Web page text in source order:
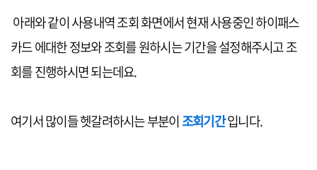
아래와 같이 사용내역 조회 화면에서 현재 사용중인 하이패스
카드 에대한 정보와 조회를 원하시는 기간을 설정해주시고 조
회를 진행하시면 되는데요.
여기서 많이들 헷갈려하시는 부분이 조회기간입니다.